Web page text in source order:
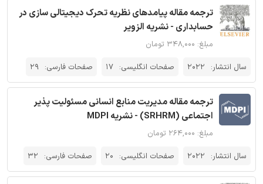
ترجمه مقاله پیامدهای نظریه تحرک دیجیتالی سازی در
حسابداری - نشریه الزویر
مبلغ: ۳۴۸,۰۰۰ تومان
سال انتشار: 2022 صفحات انگلیسی: 17 صفحات فارسی: 29
ترجمه مقاله مدیریت منابع انسانی مسئولیت پذیر
اجتماعی (SRHRM) - نشریه MDPI
مبلغ: ۲۶۴,۰۰۰ تومان
سال انتشار: 2022 صفحات انگلیسی: 20 صفحات فارسی: 32